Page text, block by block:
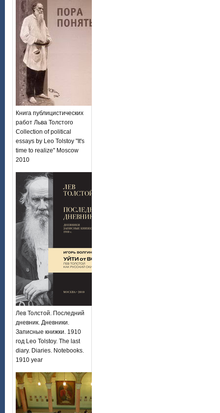
Книга публицистических
работ Льва Толстого
Collection of political
essays by Leo Tolstoy "It's
time to realize" Moscow
2010
Лев Толстой. Последний
дневник. Дневники.
Записные книжки. 1910
год Leo Tolstoy. The last
diary. Diaries. Notebooks.
1910 year